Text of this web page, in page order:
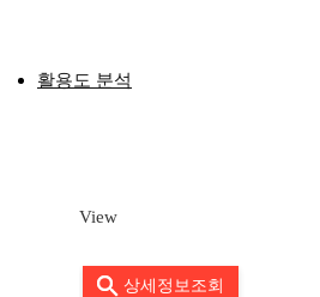
활용도 분석
View
상세정보조회